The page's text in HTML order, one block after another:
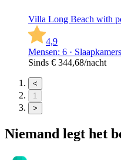
Villa Long Beach with
4,9
Mensen: 6 ·
Sinds € 344,68/nacht
<
1
>
Niemand legt het